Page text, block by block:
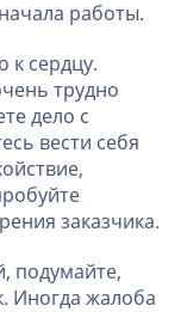
работы.
к сердцу.
трудно
дело с
вести себя
заказчика.
подумайте,
Иногда жалоба